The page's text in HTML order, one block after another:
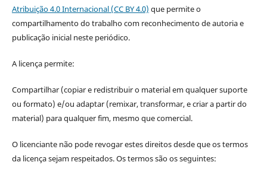
Atribuição 4.0 Internacional (CC BY 4.0) que permite o
compartilhamento do trabalho com reconhecimento de autoria e
publicação inicial neste periódico.
A licença permite:
Compartilhar (copiar e redistribuir o material em qualquer suporte
ou formato) e/ou adaptar (remixar, transformar, e criar a partir do
material) para qualquer fim, mesmo que comercial.
O licenciante não pode revogar estes direitos desde que os termos
da licença sejam respeitados. Os termos são os seguintes: